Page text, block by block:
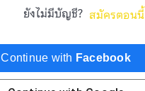
ยังไม่มีบัญชี? สมัครตอนนี้
Continue with Facebook